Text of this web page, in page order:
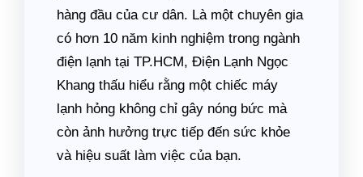
hàng đầu của cư dân. Là một chuyên gia
có hơn 10 năm kinh nghiệm trong ngành
điện lạnh tại TP.HCM, Điện Lạnh Ngọc
Khang thấu hiểu rằng một chiếc máy
lạnh hỏng không chỉ gây nóng bức mà
còn ảnh hưởng trực tiếp đến sức khỏe
và hiệu suất làm việc của bạn.